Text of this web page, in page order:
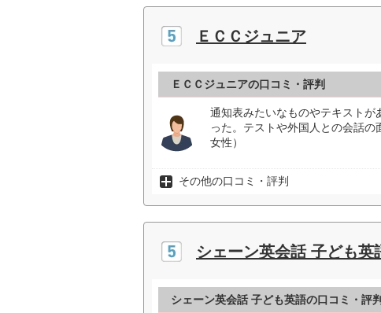
ＥＣＣジュニア
ＥＣＣジュニアの口コミ・評判
通知表みたいなものやテキスト
った。テストや外国人との会話
女性）
その他の口コミ・評判
シェーン英会話 子ども英
シェーン英会話 子ども英語の口コミ・評判